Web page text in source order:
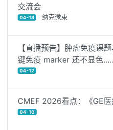
交流会
04-13 纳克微束
【直播预告】肿瘤免疫课
键免疫 marker 还不显色
04-12
CMEF 2026看点：《GE医
04-10